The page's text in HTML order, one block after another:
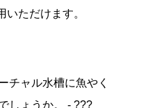
いただけます。
チャル水槽に魚やく
しょうか。 - ???